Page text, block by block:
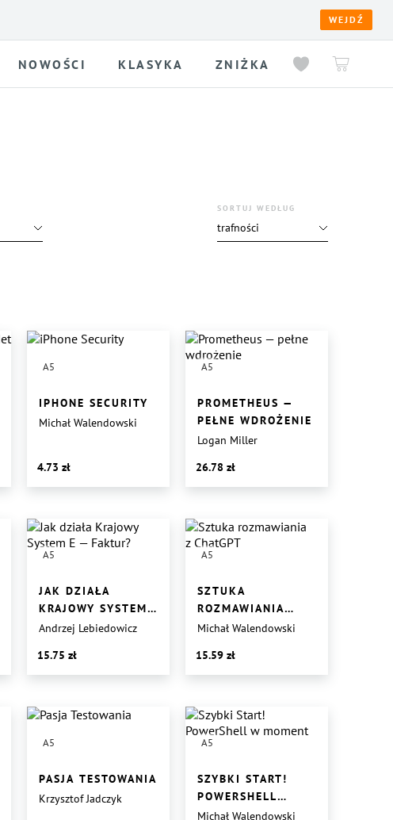
WEJDŹ
NOWOŚCI KLASYKA ZNIŻKA
SORTUJ WEDŁUG
trafności
A5
IPHONE SECURITY
Michał Walendowski
4.73
A5
PROMETHEUS —
PEŁNE WDROŻENIE
Logan Miller
26.78
A5
JAK DZIAŁA
KRAJOWY SYSTEM
E — FAKTUR?
Andrzej Lebiedowicz
15.75
A5
SZTUKA
ROZMAWIANIA
Z CHATGPT
Michał Walendowski
15.59
A5
PASJA TESTOWANIA
Krzysztof Jadczyk
A5
SZYBKI START!
POWERSHELL
W MOMENT
Michał Walendowski